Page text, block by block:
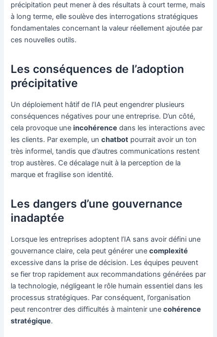
précipitation peut mener à des résultats à court terme, mais
à long terme, elle soulève des interrogations stratégiques
fondamentales concernant la valeur réellement ajoutée par
ces nouvelles outils.
Les conséquences de l’adoption
précipitative
Un déploiement hâtif de l’IA peut engendrer plusieurs
conséquences négatives pour une entreprise. D’un côté,
cela provoque uneincohérence dans les interactions avec
les clients. Par exemple, unchatbot pourrait avoir un ton
très informel, tandis que d’autres communications restent
trop austères. Ce décalage nuit à la perception de la
marque et fragilise son identité.
Les dangers d’une gouvernance
inadaptée
Lorsque les entreprises adoptent l’IA sans avoir défini une
gouvernance claire, cela peut générer unecomplexité
excessive dans la prise de décision. Les équipes peuvent
se fier trop rapidement aux recommandations générées par
la technologie, négligeant le rôle humain essentiel dans les
processus stratégiques. Par conséquent, l’organisation
peut rencontrer des difficultés à maintenir unecohérence
stratégique.